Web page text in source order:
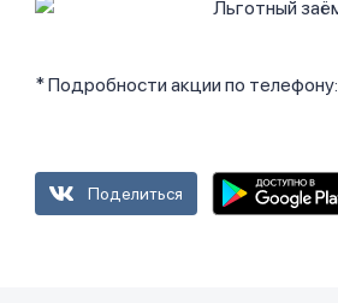
* Подробности акции по телефону:
Поделиться